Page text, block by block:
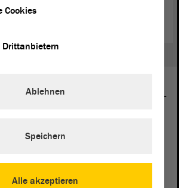
Einfacher Sprache.)
sind im Landtag von Sachsen-
Cookies
Drittanbietern
Alle akzeptieren
Ablehnen
Speichern